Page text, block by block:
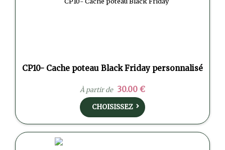
CP10- Cache poteau Black Friday personnalisé
À partir de 30.00 €
CHOISISSEZ